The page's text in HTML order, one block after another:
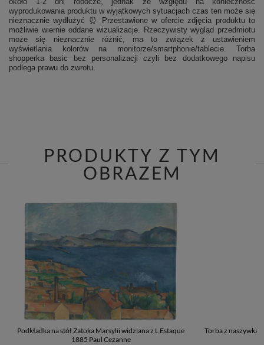
wyprodukowania produktu w wyjątkowych sytuacjach czas ten może się
nieznacznie wydłużyć ⏰ Przestawione w ofercie zdjęcia produktu to
możliwie wiernie oddane wizualizacje. Rzeczywisty wygląd przedmiotu
może się nieznacznie różnić, ma to związek z ustawieniem
wyświetlania kolorów na monitorze/smartphonie/tablecie. Torba
shopperka basic bez personalizacji czyli bez dodatkowego napisu
podlega prawu do zwrotu.
PRODUKTY Z TYM
OBRAZEM
Podkładka na stół Zatoka Marsylii widziana z L​ ​Estaque​
1885​ Paul Cezanne
Torba z naszywką